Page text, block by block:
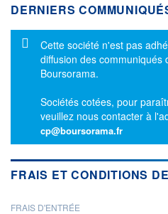
DERNIERS
Message d'information
Cette société n'est pas
diffusion des communiqués
Boursorama.
Sociétés cotées, pour
veuillez nous contacter à
cp@boursorama.fr
FRAIS ET CONDITIONS
PROSPECTUS
FRAIS D'ENTRÉE